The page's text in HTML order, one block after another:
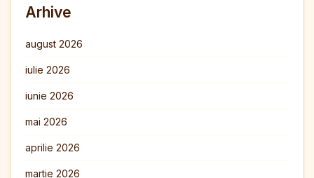
Arhive
august 2026
iulie 2026
iunie 2026
mai 2026
aprilie 2026
martie 2026